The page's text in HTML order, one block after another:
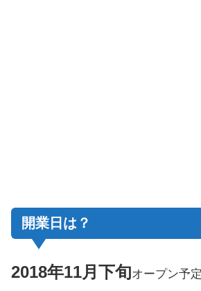
開業日は？
2018年11月下旬オープン予